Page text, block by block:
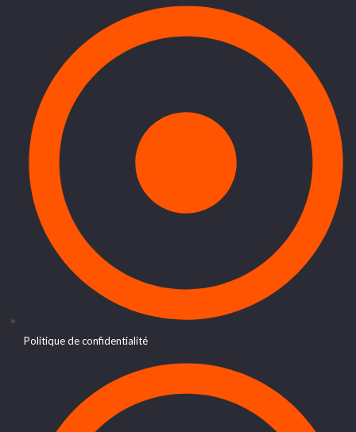
Politique de confidentialité